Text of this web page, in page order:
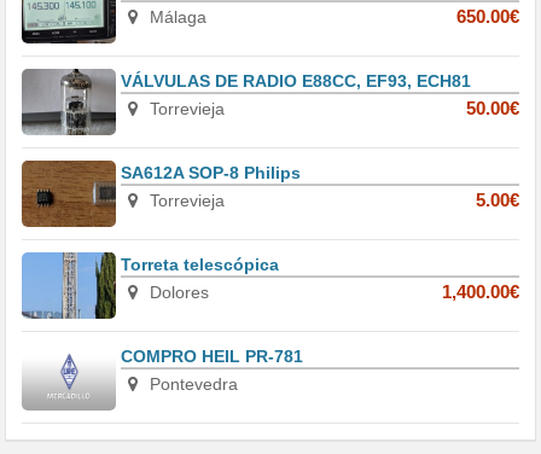
Málaga
650.00€
VÁLVULAS DE RADIO E88CC, EF93, ECH81
Torrevieja
50.00€
SA612A SOP-8 Philips
Torrevieja
5.00€
Torreta telescópica
Dolores
1,400.00€
COMPRO HEIL PR-781
Pontevedra